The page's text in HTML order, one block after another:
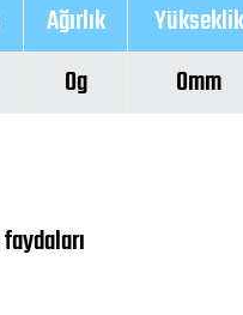
Ağırlık Yükseklik
0g 0mm